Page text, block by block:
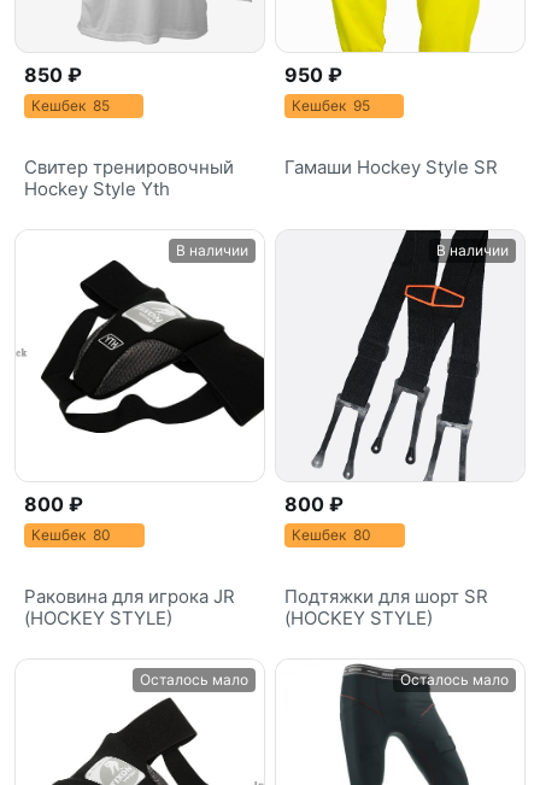
850 ₽
Кешбек 85
Свитер тренировочный
Hockey Style Yth
950 ₽
Кешбек 95
Гамаши Hockey Style SR
В наличии
800 ₽
Кешбек 80
Раковина для игрока JR
(HOCKEY STYLE)
В наличии
800 ₽
Кешбек 80
Подтяжки для шорт SR
(HOCKEY STYLE)
Осталось мало Осталось мало